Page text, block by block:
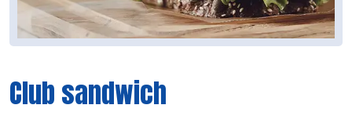
Club sandwich